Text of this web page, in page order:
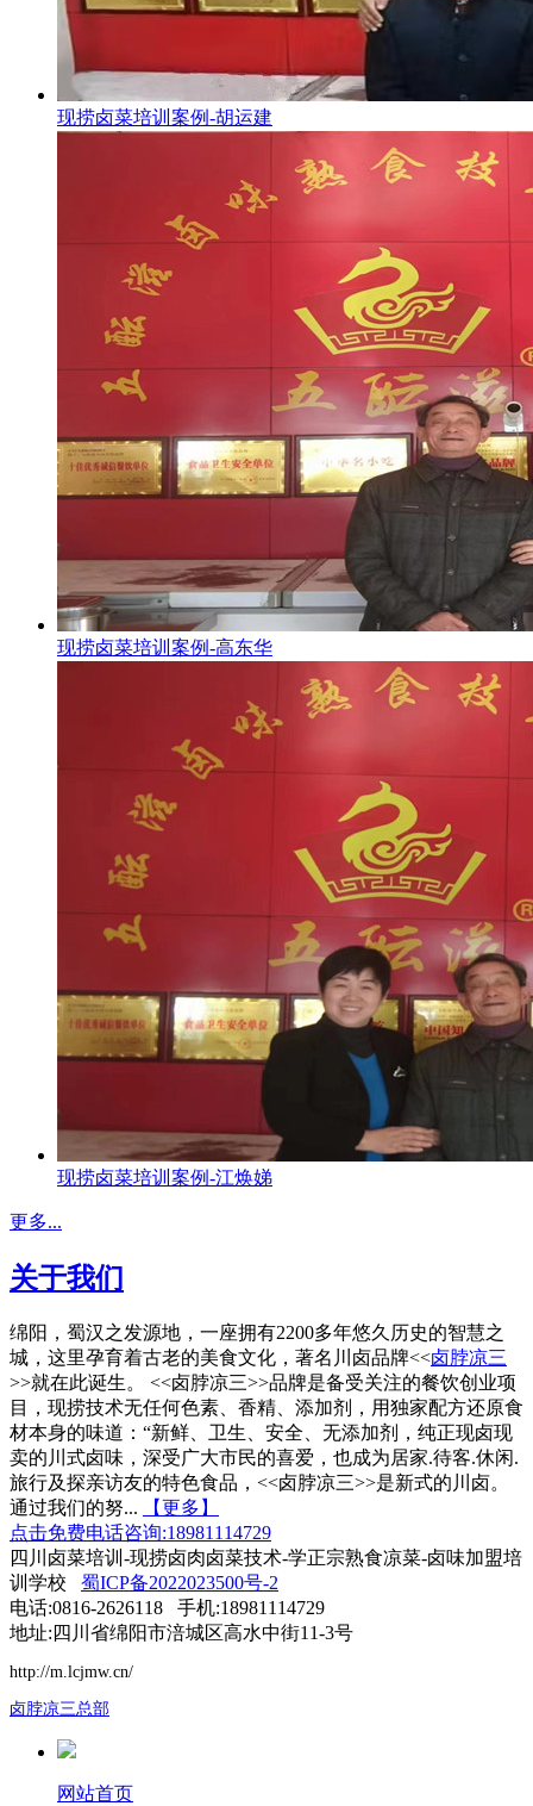
现捞卤菜培训案例-胡运建
现捞卤菜培训案例-高东华
现捞卤菜培训案例-江焕娣
更多...
关于我们
绵阳，蜀汉之发源地，一座拥有2200多年悠久历史的智慧之
城，这里孕育着古老的美食文化，著名川卤品牌<<卤脖凉三
>>就在此诞生。 <<卤脖凉三>>品牌是备受关注的餐饮创业项
目，现捞技术无任何色素、香精、添加剂，用独家配方还原食
材本身的味道：“新鲜、卫生、安全、无添加剂，纯正现卤现
卖的川式卤味，深受广大市民的喜爱，也成为居家.待客.休闲.
旅行及探亲访友的特色食品，<<卤脖凉三>>是新式的川卤。
通过我们的努...
【更多】
点击免费电话咨询:18981114729
四川卤菜培训-现捞卤肉卤菜技术-学正宗熟食凉菜-卤味加盟培
训学校 蜀ICP备2022023500号-2
电话:0816-2626118 手机:18981114729
地址:四川省绵阳市涪城区高水中街11-3号
http://m.lcjmw.cn/
卤脖凉三总部
网站首页